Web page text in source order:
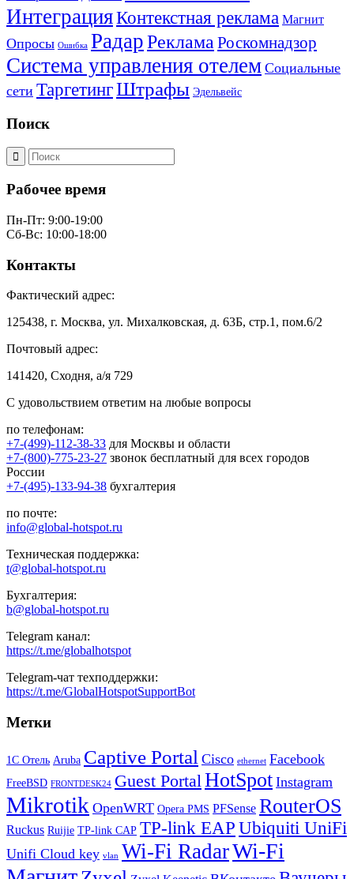
ИнтеграцияКонтекстная реклама Магнит
Опросы Ошибка РадарРеклама Роскомнадзор
Система управления отелем Социальные
сети ТаргетингШтрафы Эдельвейс
Поиск
Рабочее время
Пн-Пт: 9:00-19:00
Сб-Вс: 10:00-18:00
Контакты
Фактический адрес:
125438, г. Москва, ул. Михалковская, д. 63Б, стр.1, пом.6/2
Почтовый адрес:
141420, Сходня, а/я 729
С удовольствием ответим на любые вопросы
по телефонам:
+7-(499)-112-38-33 для Москвы и области
+7-(800)-775-23-27 звонок бесплатный для всех городов
России
+7-(495)-133-94-38 бухгалтерия
по почте:
info@global-hotspot.ru
Техническая поддержка:
t@global-hotspot.ru
Бухгалтерия:
b@global-hotspot.ru
Telegram канал:
https://t.me/globalhotspot
Telegram-чат техподдержки:
https://t.me/GlobalHotspotSupportBot
Метки
1С Отель Aruba Captive Portal Cisco ethernet Facebook
FreeBSD FRONTDESK24 Guest Portal HotSpot Instagram
Mikrotik OpenWRT Opera PMS PFSense RouterOS
Ruckus Ruijie TP-link CAP TP-link EAP Ubiquiti UniFi
Unifi Cloud key vlan Wi-Fi RadarWi-Fi